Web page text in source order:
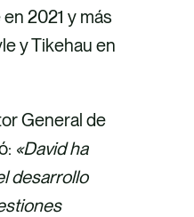
2021 y más
y Tikehau en
General de
«David ha
desarrollo